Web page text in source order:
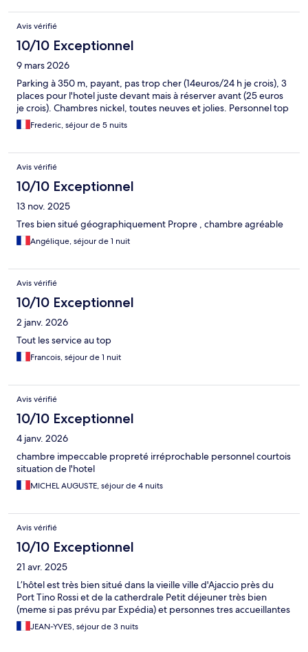
Avis vérifié
10/10 Exceptionnel
9 mars 2026
Parking à 350 m, payant, pas trop cher (14euros/24 h je crois), 3
places pour l'hotel juste devant mais à réserver avant (25 euros
je crois). Chambres nickel, toutes neuves et jolies. Personnel top
Frederic, séjour de 5 nuits
Avis vérifié
10/10 Exceptionnel
13 nov. 2025
Tres bien situé géographiquement Propre , chambre agréable
Angélique, séjour de 1 nuit
Avis vérifié
10/10 Exceptionnel
2 janv. 2026
Tout les service au top
Francois, séjour de 1 nuit
Avis vérifié
10/10 Exceptionnel
4 janv. 2026
chambre impeccable propreté irréprochable personnel courtois
situation de l'hotel
MICHEL AUGUSTE, séjour de 4 nuits
Avis vérifié
10/10 Exceptionnel
21 avr. 2025
L’hôtel est très bien situé dans la vieille ville d'Ajaccio près du
Port Tino Rossi et de la catherdrale Petit déjeuner très bien
(meme si pas prévu par Expédia) et personnes tres accueillantes
JEAN-YVES, séjour de 3 nuits